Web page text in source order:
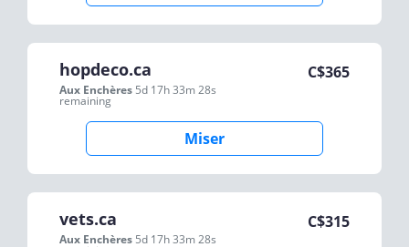
hopdeco.ca
Aux Enchères 5d 17h 33m 28s
remaining
C$365
Miser
vets.ca
Aux Enchères 5d 17h 33m 28s
C$315